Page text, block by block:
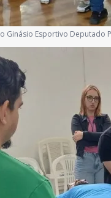
Esportivo Deputado